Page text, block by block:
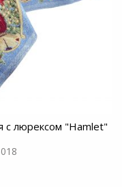
с люрексом "Hamlet"